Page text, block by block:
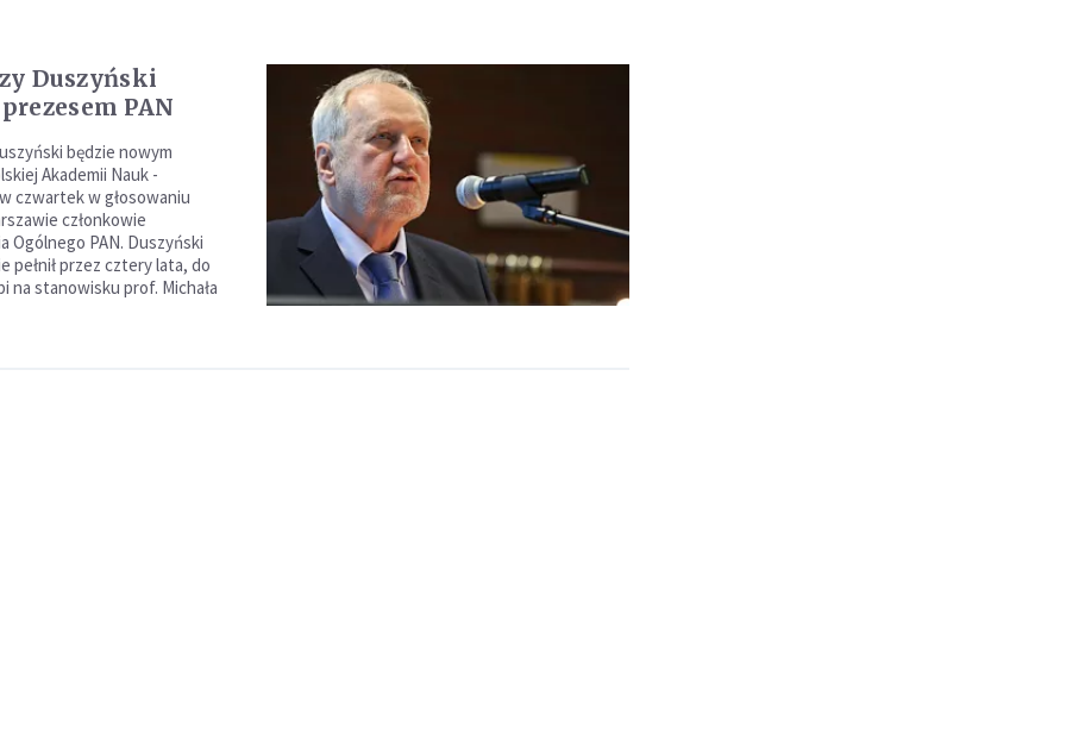
Duszyński
PAN
będzie nowym
Akademii Nauk -
czwartek w głosowaniu
członkowie
Ogólnego PAN. Duszyński
pełnił przez cztery lata, do
na stanowisku prof. Michała